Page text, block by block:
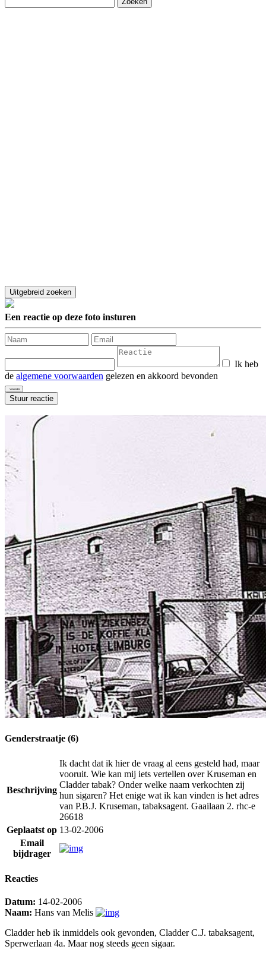
Een reactie op deze foto insturen
Ik heb
de algemene voorwaarden gelezen en akkoord bevonden
Genderstraatje (6)
Beschrijving
Ik dacht dat ik hier de vraag al eens gesteld had, maar
vooruit. Wie kan mij iets vertellen over Kruseman en
Cladder tabak? Onder welke naam verkochten zij
hun sigaren? Het enige wat ik kan vinden is het adres
van P.B.J. Kruseman, tabaksagent. Gaailaan 2. rhc-e
26618
Geplaatst op 13-02-2006
Email
bijdrager
Reacties
Datum: 14-02-2006
Naam: Hans van Melis
Cladder heb ik inmiddels ook gevonden, Cladder C.J. tabaksagent,
Sperwerlaan 4a. Maar nog steeds geen sigaar.